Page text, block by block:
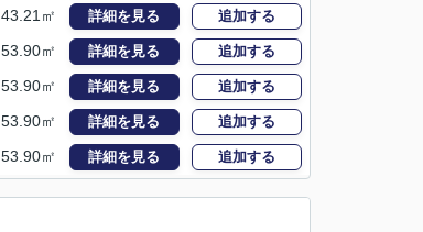
43.21㎡ 詳細を見る 追加する
53.90㎡ 詳細を見る 追加する
53.90㎡ 詳細を見る 追加する
53.90㎡ 詳細を見る 追加する
53.90㎡ 詳細を見る 追加する